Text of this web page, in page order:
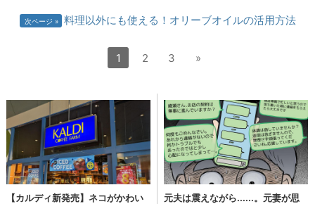
次ページ 料理以外にも使える！オリーブオイルの活用方法
1 2 3 »